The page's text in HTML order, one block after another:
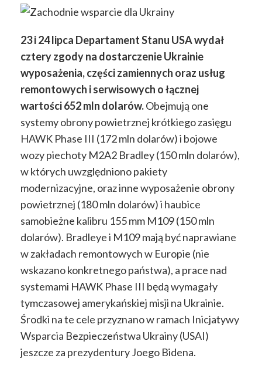
23 i 24 lipca Departament Stanu USA wydał
cztery zgody na dostarczenie Ukrainie
wyposażenia, części zamiennych oraz usług
remontowych i serwisowych o łącznej
wartości 652 mln dolarów.Obejmują one
systemy obrony powietrznej krótkiego zasięgu
HAWK Phase III (172 mln dolarów) i bojowe
wozy piechoty M2A2 Bradley (150 mln dolarów),
w których uwzględniono pakiety
modernizacyjne, oraz inne wyposażenie obrony
powietrznej (180 mln dolarów) i haubice
samobieżne kalibru 155 mm M109 (150 mln
dolarów). Bradleye i M109 mają być naprawiane
w zakładach remontowych w Europie (nie
wskazano konkretnego państwa), a prace nad
systemami HAWK Phase III będą wymagały
tymczasowej amerykańskiej misji na Ukrainie.
Środki na te cele przyznano w ramach Inicjatywy
Wsparcia Bezpieczeństwa Ukrainy (USAI)
jeszcze za prezydentury Joego Bidena.